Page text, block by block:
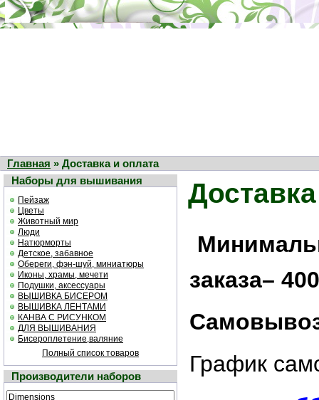
Главная » Доставка и оплата
Наборы для вышивания
Пейзаж
Цветы
Животный мир
Люди
Натюрморты
Детское, забавное
Обереги, фэн-шуй, миниатюры
Иконы, храмы, мечети
Подушки, аксессуары
ВЫШИВКА БИСЕРОМ
ВЫШИВКА ЛЕНТАМИ
КАНВА С РИСУНКОМ
ДЛЯ ВЫШИВАНИЯ
Бисероплетение,валяние
Полный список товаров
Производители наборов
заказа–
График